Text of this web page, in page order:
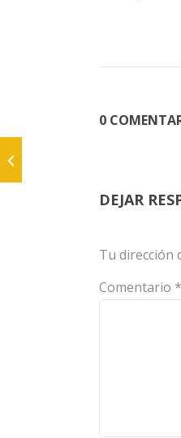
0
DEJAR
Tu dirección
Comentario *